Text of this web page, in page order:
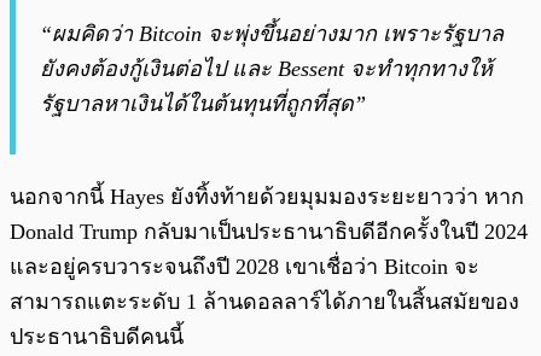
“ผมคิดว่า Bitcoin จะพุ่งขึ้นอย่างมาก เพราะรัฐบาล
ยังคงต้องกู้เงินต่อไป และ Bessent จะทำทุกทางให้
รัฐบาลหาเงินได้ในต้นทุนที่ถูกที่สุด”
นอกจากนี้ Hayes ยังทิ้งท้ายด้วยมุมมองระยะยาวว่า หาก
Donald Trump กลับมาเป็นประธานาธิบดีอีกครั้งในปี 2024
และอยู่ครบวาระจนถึงปี 2028 เขาเชื่อว่า Bitcoin จะ
สามารถแตะระดับ 1 ล้านดอลลาร์ได้ภายในสิ้นสมัยของ
ประธานาธิบดีคนนี้